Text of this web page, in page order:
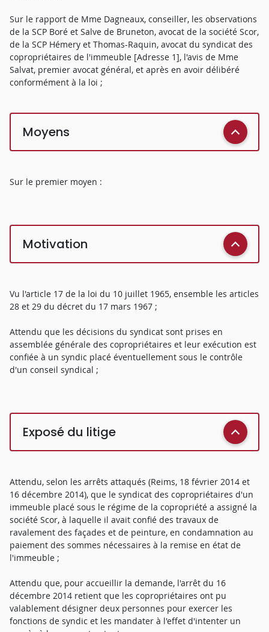
Sur le rapport de Mme Dagneaux, conseiller, les observations
de la SCP Boré et Salve de Bruneton, avocat de la société Scor,
de la SCP Hémery et Thomas-Raquin, avocat du syndicat des
copropriétaires de l'immeuble [Adresse 1], l'avis de Mme
Salvat, premier avocat général, et après en avoir délibéré
conformément à la loi ;
Moyens
Sur le premier moyen :
Motivation
Vu l'article 17 de la loi du 10 juillet 1965, ensemble les articles
28 et 29 du décret du 17 mars 1967 ;
Attendu que les décisions du syndicat sont prises en
assemblée générale des copropriétaires et leur exécution est
confiée à un syndic placé éventuellement sous le contrôle
d'un conseil syndical ;
Exposé du litige
Attendu, selon les arrêts attaqués (Reims, 18 février 2014 et
16 décembre 2014), que le syndicat des copropriétaires d'un
immeuble placé sous le régime de la copropriété a assigné la
société Scor, à laquelle il avait confié des travaux de
ravalement des façades et de peinture, en condamnation au
paiement des sommes nécessaires à la remise en état de
l'immeuble ;
Attendu que, pour accueillir la demande, l'arrêt du 16
décembre 2014 retient que les copropriétaires ont pu
valablement désigner deux personnes pour exercer les
fonctions de syndic et les mandater à l'effet d'intenter un